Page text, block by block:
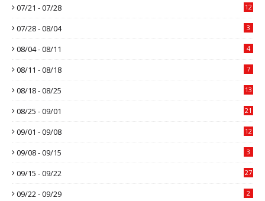
07/21 - 07/28 12
07/28 - 08/04 3
08/04 - 08/11 4
08/11 - 08/18 7
08/18 - 08/25 13
08/25 - 09/01 21
09/01 - 09/08 12
09/08 - 09/15 3
09/15 - 09/22 27
09/22 - 09/29 2